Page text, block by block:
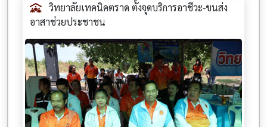
วิทยาลัยเทคนิคตราด ตั้งจุดบริการอาชีวะ-ขนส่ง
อาสาช่วยประชาชน